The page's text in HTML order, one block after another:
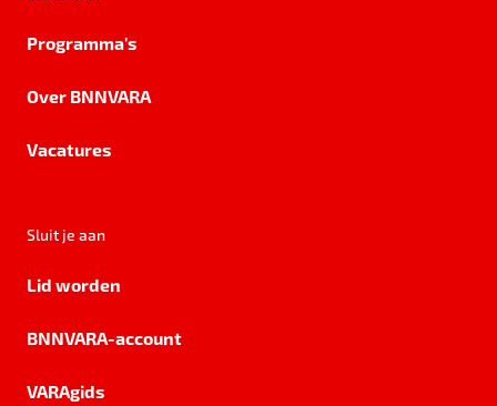
Programma's
Over BNNVARA
Vacatures
Sluit je aan
Lid worden
BNNVARA-account
VARAgids